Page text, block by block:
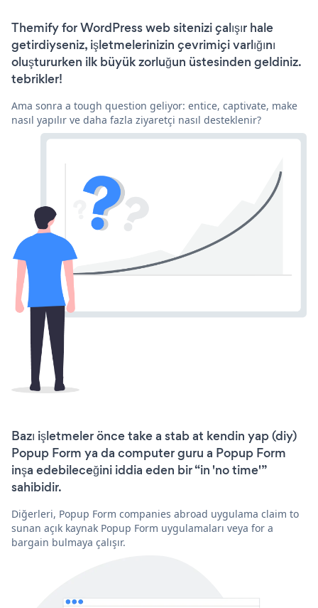
Themify for WordPress web sitenizi çalışır hale
getirdiyseniz, işletmelerinizin çevrimiçi varlığını
oluştururken ilk büyük zorluğun üstesinden geldiniz.
tebrikler!
Ama sonra a tough question geliyor: entice, captivate, make
nasıl yapılır ve daha fazla ziyaretçi nasıl desteklenir?
Bazı işletmeler önce take a stab at kendin yap (diy)
Popup Form ya da computer guru a Popup Form
inşa edebileceğini iddia eden bir “in 'no time'”
sahibidir.
Diğerleri, Popup Form companies abroad uygulama claim to
sunan açık kaynak Popup Form uygulamaları veya for a
bargain bulmaya çalışır.